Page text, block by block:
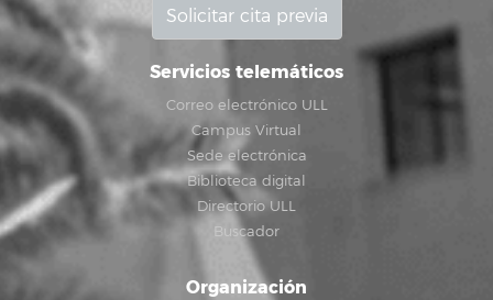
Solicitar cita previa
Servicios telemáticos
Correo electrónico ULL
Campus Virtual
Sede electrónica
Biblioteca digital
Directorio ULL
Buscador
Organización